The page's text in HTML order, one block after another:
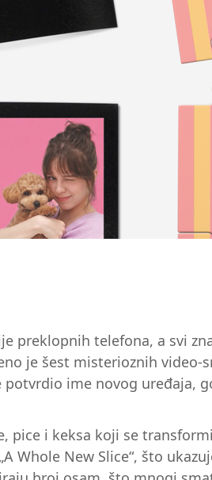
preklopnih telefona, a svi
je šest misterioznih
ime novog uređaja,
i keksa koji se
Whole New Slice“, što